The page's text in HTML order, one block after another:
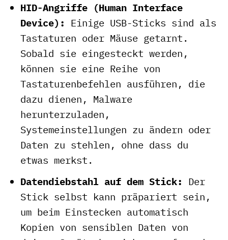
HID-Angriffe (Human Interface
Device): Einige USB-Sticks sind als
Tastaturen oder Mäuse getarnt.
Sobald sie eingesteckt werden,
können sie eine Reihe von
Tastaturenbefehlen ausführen, die
dazu dienen, Malware
herunterzuladen,
Systemeinstellungen zu ändern oder
Daten zu stehlen, ohne dass du
etwas merkst.
Datendiebstahl auf dem Stick: Der
Stick selbst kann präpariert sein,
um beim Einstecken automatisch
Kopien von sensiblen Daten von